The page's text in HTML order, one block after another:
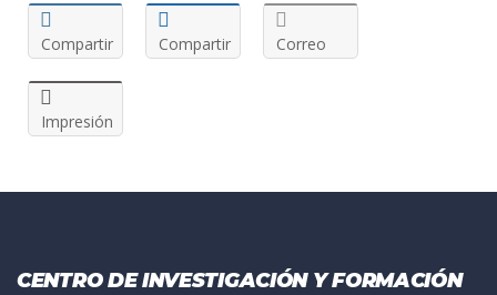
Compartir Compartir Correo
Impresión
CENTRO DE INVESTIGACIÓN Y FORMACIÓN